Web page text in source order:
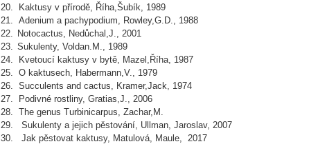
20.
Kaktusy v přírodě, Říha,Šubík, 1989
21. Adenium a pachypodium, Rowley,G.D., 1988
22. Notocactus, Nedůchal,J., 2001
23. Sukulenty, Voldan.M., 1989
24.
Kvetoucí kaktusy v bytě, Mazel,Říha, 1987
25. O kaktusech, Habermann,V., 1979
26. Succulents and cactus, Kramer,Jack, 1974
27.
Podivné rostliny, Gratias,J., 2006
28. The genus Turbinicarpus, Zachar,M.
29. Sukulenty a jejich pěstování, Ullman, Jaroslav, 2007
30. Jak pěstovat kaktusy, Matulová, Maule, 2017